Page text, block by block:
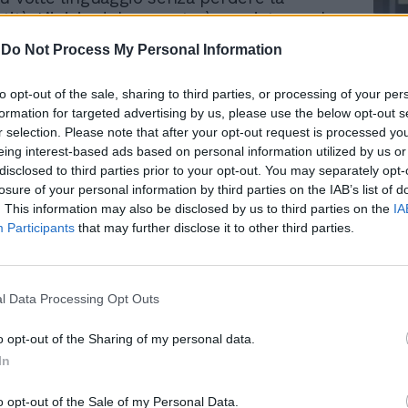
Do Not Process My Personal Information
opt-out of the sale, sharing to third parties, or processing of your
for targeted advertising by us, please use the below opt-out
selection. Please note that after your opt-out request is processed
interest-based ads based on personal information utilized by us
to third parties prior to your opt-out. You may separately
of your personal information by third parties on the IAB’s list of
This information may also be disclosed by us to third parties on the
Participants that may further disclose it to other third parties.
Data Processing Opt Outs
opt-out of the Sharing of my personal data.
opt-out of the Sale of my Personal Data.
L’inizio del concerto è previsto per le
23 brani tra i suoi grandi successi :
“Amor” e “Incoscienti giovani”.
e “Bam Bam Twist”. Dopo Roma,
Siro il 15, data che segnerà anche il
prime creazioni per Dondup, brand di
Marinis è appena diventato direttore
le altre cose. L’estate di Achille Lauro
giugno. Il cantante sarà infatti tra i
del Red Valley Festival 2026, il più grande
Arena in Sardegna. La presenza di
è prevista per il 13 agosto 2026, nella
dell’evento. Sarà un contesto
diverso rispetto agli stadi, ma proprio
interessante: festival,
e una line-up che riunisce
più importanti della musica italiana e
Rudy Giuliani a Come States?
Trump, Meloni e la strategia
americana